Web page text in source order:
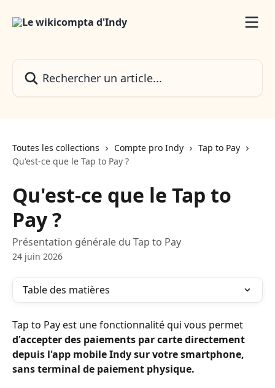
Toutes les collections Compte pro Indy
Tap to Pay
Qu'est-ce que le Tap to Pay ?
Qu'est-ce que le Tap to
Pay ?
Présentation générale du Tap to Pay
24 juin 2026
Table des matières
Tap to Pay est une fonctionnalité qui vous permet
d'accepter des paiements par carte directement
depuis l'app mobile Indy sur votre smartphone,
sans terminal de paiement physique.